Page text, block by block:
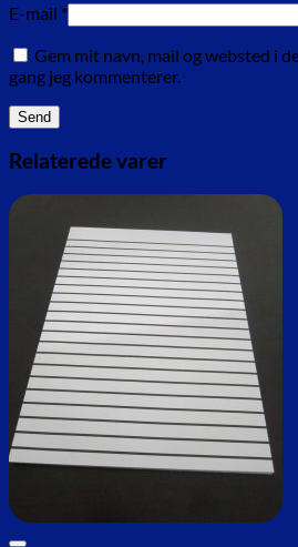
E-mail *
Gem mit navn, mail og websted i
gang jeg kommenterer.
Relaterede varer